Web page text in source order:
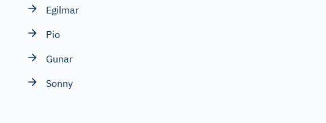
Egilmar
Pio
Gunar
Sonny